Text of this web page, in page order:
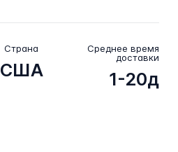
Страна
США
Среднее время
доставки
1-20д